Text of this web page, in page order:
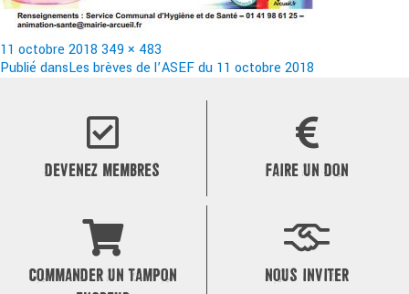
Publié
le
11 octobre 2018 Taille
réelle
349 × 483
Navigation
Publié dansLes brèves de l’ASEF du 11 octobre 2018
DEVENEZ MEMBRES FAIRE UN DON
COMMANDER UN TAMPON
NOUS INVITER